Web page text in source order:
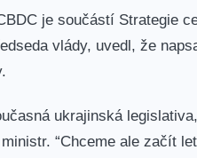
je součástí Strategie
vlády, uvedl, že
ukrajinská
“Chceme ale začít